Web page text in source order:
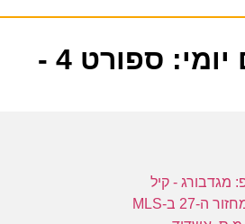
לוח שידורים יומי: ספורט 4 -